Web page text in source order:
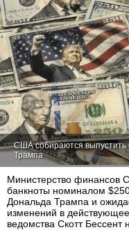
США собираются выпустить
Трампа
Министерство финансов
банкноты номиналом
Дональда Трампа и
изменений в
ведомства Скотт